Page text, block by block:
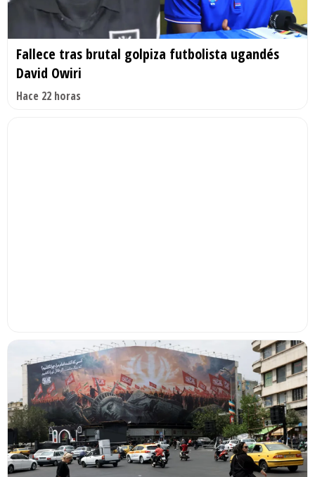
Fallece tras brutal golpiza futbolista ugandés
David Owiri
Hace 22 horas